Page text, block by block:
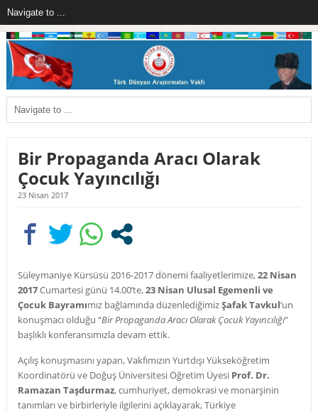
Bir Propaganda Aracı Olarak
Çocuk Yayıncılığı
23 Nisan 2017
Süleymaniye Kürsüsü 2016-2017 dönemi faaliyetlerimize,22 Nisan
2017Cumartesi günü 14.00’te,23 Nisan Ulusal Egemenli ve
Çocuk Bayramımız bağlamında düzenlediğimizŞafak Tavkul’un
konuşmacı olduğu “Bir Propaganda Aracı Olarak Çocuk Yayıncılığı”
başlıklı konferansımızla devam ettik.
Açılış konuşmasını yapan, Vakfımızın Yurtdışı Yükseköğretim
Koordinatörü ve Doğuş Üniversitesi Öğretim Üyesi Prof. Dr.
Ramazan Taşdurmaz, cumhuriyet, demokrasi ve monarşinin
tanımları ve birbirleriyle ilgilerini açıklayarak, Türkiye